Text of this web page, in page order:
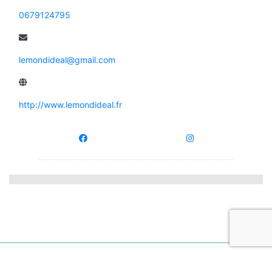
0679124795
lemondideal@gmail.com
http://www.lemondideal.fr